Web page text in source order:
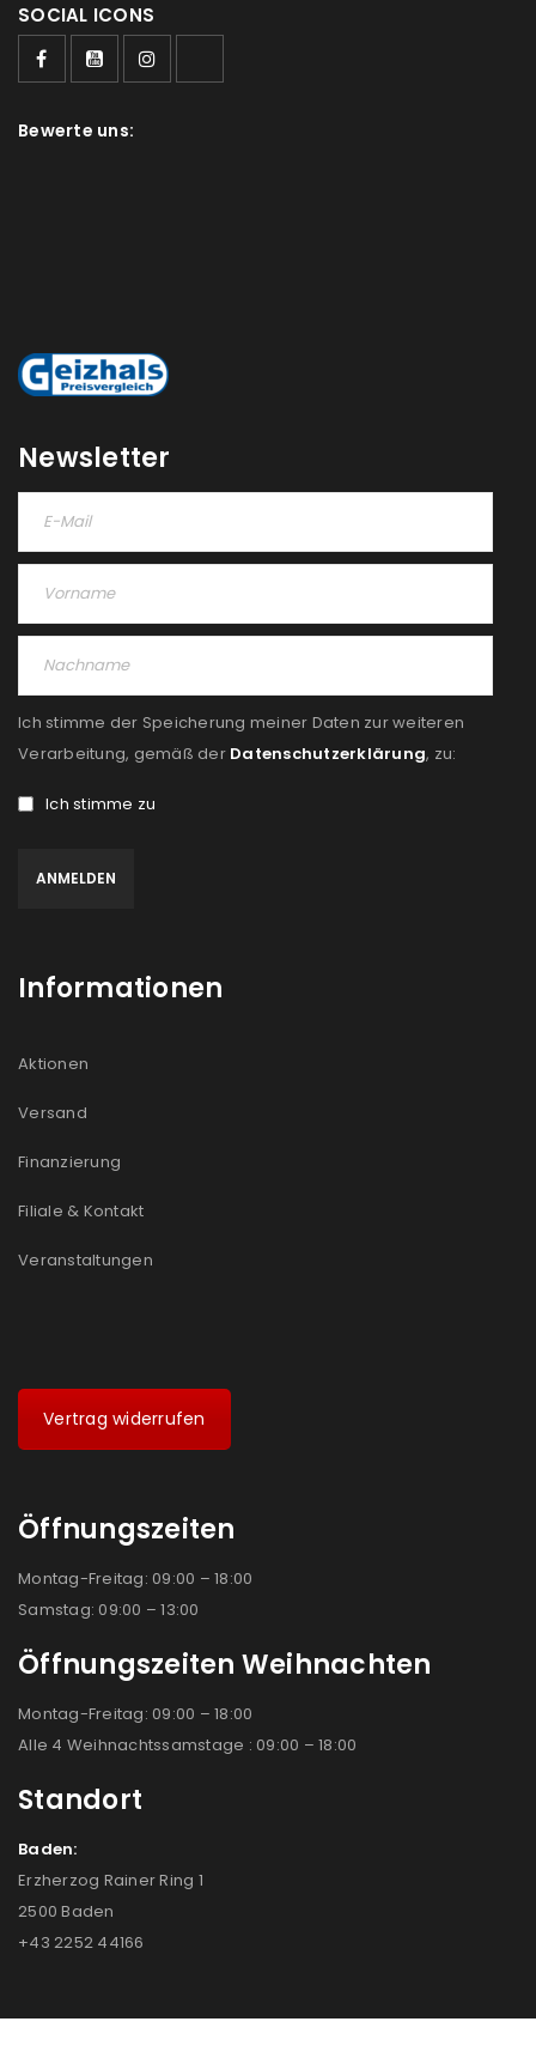
SOCIAL ICONS
Bewerte uns:
Newsletter
Ich stimme der Speicherung meiner Daten zur weiteren
Verarbeitung, gemäß der Datenschutzerklärung, zu:
Ich stimme zu
Informationen
Aktionen
Versand
Finanzierung
Filiale & Kontakt
Veranstaltungen
Vertrag widerrufen
Öffnungszeiten
Montag-Freitag: 09:00 – 18:00
Samstag: 09:00 – 13:00
Öffnungszeiten Weihnachten
Montag-Freitag: 09:00 – 18:00
Alle 4 Weihnachtssamstage : 09:00 – 18:00
Standort
Baden:
Erzherzog Rainer Ring 1
2500 Baden
+43 2252 44166